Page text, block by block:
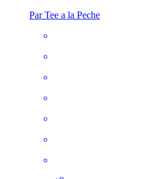
Par Tee a la Peche